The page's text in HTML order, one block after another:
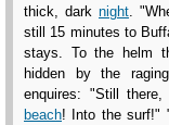
thick, dark night .
still 15 minutes to
stays. To the helm
hidden by the
enquires: "Still
beach! Into the surf!"